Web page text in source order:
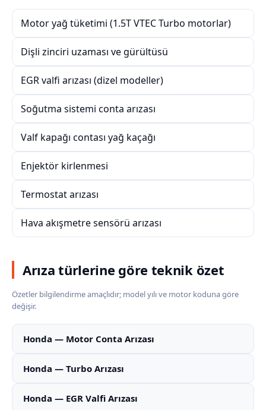
Motor yağ tüketimi (1.5T VTEC Turbo motorlar)
Dişli zinciri uzaması ve gürültüsü
EGR valfi arızası (dizel modeller)
Soğutma sistemi conta arızası
Valf kapağı contası yağ kaçağı
Enjektör kirlenmesi
Termostat arızası
Hava akışmetre sensörü arızası
Arıza türlerine göre teknik özet
Özetler bilgilendirme amaçlıdır; model yılı ve motor koduna göre
değişir.
Honda — Motor Conta Arızası
Honda — Turbo Arızası
Honda — EGR Valfi Arızası